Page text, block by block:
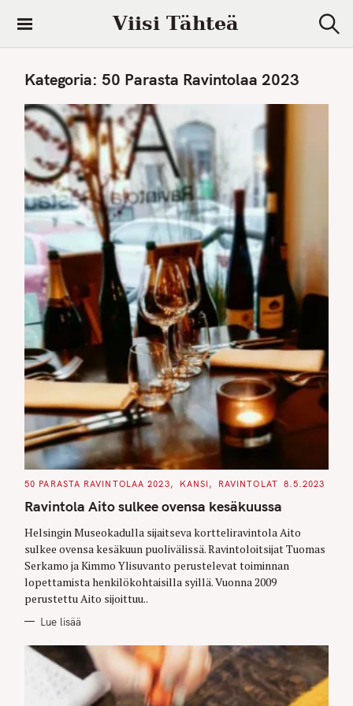
i
Viisi Tähteä
e
Kategoria: 50 Parasta Ravintolaa 2023
C
T
E
O
R
I
S
50 PARASTA RAVINTOLAA 2023 KANSI RAVINTOLAT 8.5.2023
Ravintola Aito sulkee ovensa kesäkuussa
Helsingin Museokadulla sijaitseva kortteliravintola Aito
sulkee ovensa kesäkuun puolivälissä. Ravintoloitsijat Tuomas
Serkamo ja Kimmo Ylisuvanto perustelevat toiminnan
lopettamista henkilökohtaisilla syillä. Vuonna 2009
perustettu Aito sijoittuu..
Lue lisää